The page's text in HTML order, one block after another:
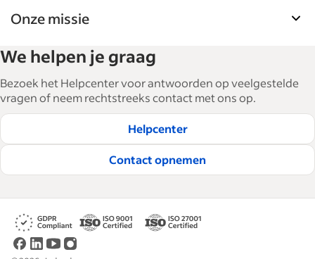
Onze missie
bedrijven bij het uitbreiden en managen van hun
personeel. Met meer dan 15.000 artikelen in 6
talen bieden we tactisch advies, tips en best
practices om bedrijven te helpen de beste
medewerkers te werven en te behouden.
Lees onze redactionele richtlijnen
We helpen je graag
Bezoek het Helpcenter voor antwoorden op veelgestelde
vragen of neem rechtstreeks contact met ons op.
Helpcenter
Contact opnemen